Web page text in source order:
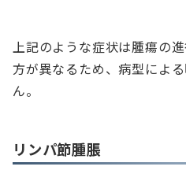
上記のような症状は腫瘍の
方が異なるため、病型によ
ん。
リンパ節腫脹